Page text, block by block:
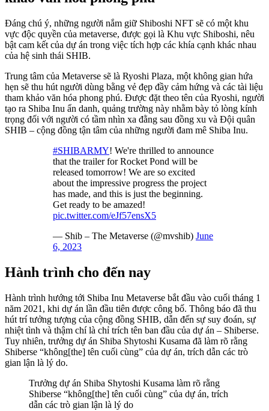
Đáng chú ý, những người nắm giữ Shiboshi NFT sẽ có một khu
vực độc quyền của metaverse, được gọi là Khu vực Shiboshi, nêu
bật cam kết của dự án trong việc tích hợp các khía cạnh khác nhau
của hệ sinh thái SHIB.
Trung tâm của Metaverse sẽ là Ryoshi Plaza, một không gian hứa
hẹn sẽ thu hút người dùng bằng vẻ đẹp đầy cảm hứng và các tài liệu
tham khảo văn hóa phong phú. Được đặt theo tên của Ryoshi, người
tạo ra Shiba Inu ẩn danh, quảng trường này nhằm bày tỏ lòng kính
trọng đối với người có tầm nhìn xa đằng sau đồng xu và Đội quân
SHIB – cộng đồng tận tâm của những người đam mê Shiba Inu.
#SHIBARMY! We're thrilled to announce
that the trailer for Rocket Pond will be
released tomorrow! We are so excited
about the impressive progress the project
has made, and this is just the beginning.
Get ready to be amazed!
pic.twitter.com/eJf57ensX5
— Shib – The Metaverse (@mvshib) June
6, 2023
Hành trình cho đến nay
Hành trình hướng tới Shiba Inu Metaverse bắt đầu vào cuối tháng 1
năm 2021, khi dự án lần đầu tiên được công bố. Thông báo đã thu
hút trí tưởng tượng của cộng đồng SHIB, dẫn đến sự suy đoán, sự
nhiệt tình và thậm chí là chỉ trích tên ban đầu của dự án – Shiberse.
Tuy nhiên, trưởng dự án Shiba Shytoshi Kusama đã làm rõ rằng
Shiberse “không[the] tên cuối cùng” của dự án, trích dẫn các trò
gian lận là lý do.
Trưởng dự án Shiba Shytoshi Kusama làm rõ rằng
Shiberse “không[the] tên cuối cùng” của dự án, trích
dẫn các trò gian lận là lý do